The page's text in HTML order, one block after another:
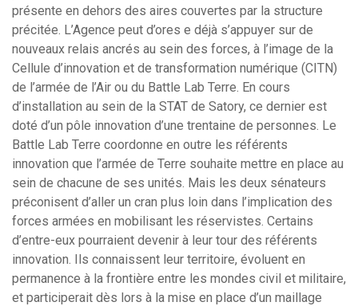
présente en dehors des aires couvertes par la structure
précitée. L’Agence peut d’ores e déjà s’appuyer sur de
nouveaux relais ancrés au sein des forces, à l’image de la
Cellule d’innovation et de transformation numérique (CITN)
de l’armée de l’Air ou du Battle Lab Terre. En cours
d’installation au sein de la STAT de Satory, ce dernier est
doté d’un pôle innovation d’une trentaine de personnes. Le
Battle Lab Terre coordonne en outre les référents
innovation que l’armée de Terre souhaite mettre en place au
sein de chacune de ses unités. Mais les deux sénateurs
préconisent d’aller un cran plus loin dans l’implication des
forces armées en mobilisant les réservistes. Certains
d’entre-eux pourraient devenir à leur tour des référents
innovation. Ils connaissent leur territoire, évoluent en
permanence à la frontière entre les mondes civil et militaire,
et participerait dès lors à la mise en place d’un maillage